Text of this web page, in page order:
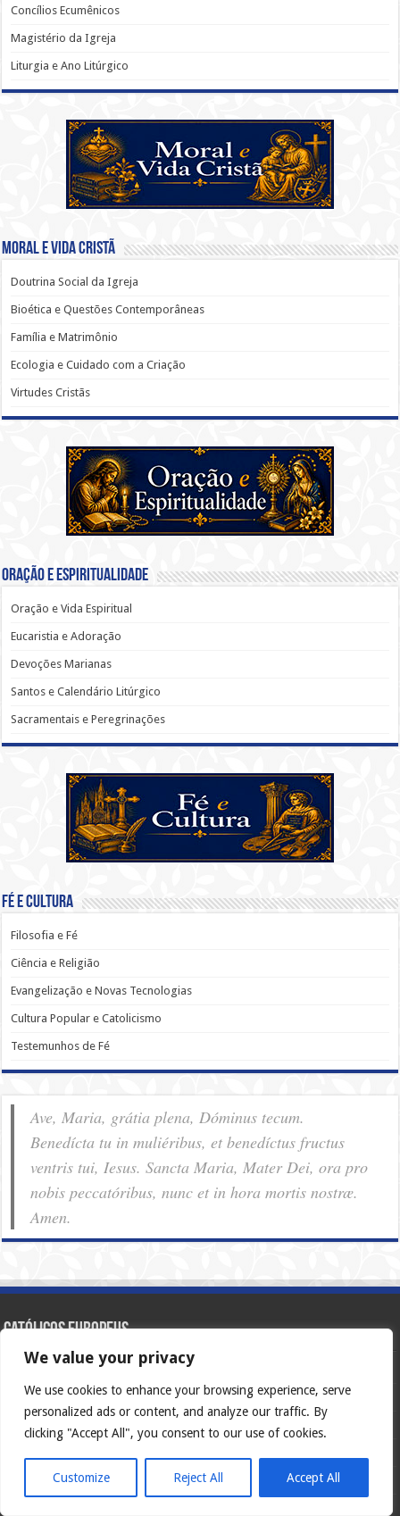
We value your privacy
We use cookies to enhance your browsing experience, serve
personalized ads or content, and analyze our traffic. By
clicking "Accept All", you consent to our use of cookies.
Customize Reject All Accept All
Concílios Ecumênicos
Magistério da Igreja
Liturgia e Ano Litúrgico
Moral e Vida Cristã
Doutrina Social da Igreja
Bioética e Questões Contemporâneas
Família e Matrimônio
Ecologia e Cuidado com a Criação
Virtudes Cristãs
Oração e Espiritualidade
Oração e Vida Espiritual
Eucaristia e Adoração
Devoções Marianas
Santos e Calendário Litúrgico
Sacramentais e Peregrinações
Fé e Cultura
Filosofia e Fé
Ciência e Religião
Evangelização e Novas Tecnologias
Cultura Popular e Catolicismo
Testemunhos de Fé
Ave, Maria, grátia plena, Dóminus tecum.
Benedícta tu in muliéribus, et benedíctus fructus
ventris tui, Iesus. Sancta Maria, Mater Dei, ora pro
nobis pec­ca­tóribus, nunc et in hora mortis nostræ.
Amen.
Católicos Europeus
English